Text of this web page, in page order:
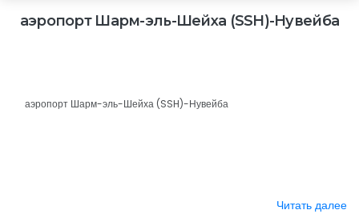
аэропорт Шарм-эль-Шейха (SSH)-Нувейба
аэропорт Шарм-эль-Шейха (SSH)-Нувейба
Читать далее